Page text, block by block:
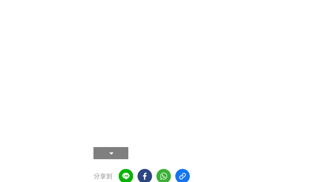
分享到